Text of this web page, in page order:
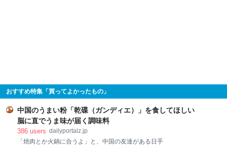
おすすめ特集「買ってよかったもの」
中国のうまい粉「乾碟（ガンディエ）」を食してほしい
脳に直でうま味が届く調味料
386 users dailyportalz.jp
「焼肉とか火鍋に合うよ」と、中国の友達がある日手